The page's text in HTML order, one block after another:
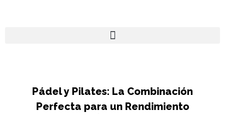
Pádel y Pilates: La Combinación
Perfecta para un Rendimiento